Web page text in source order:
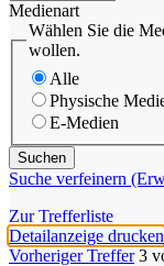
Medienart
Wählen Sie die
wollen.
Alle
Physische
E-Medien
Suche verfeinern
Zur Trefferliste
Detailanzeige drucken
Vorheriger Treffer 3